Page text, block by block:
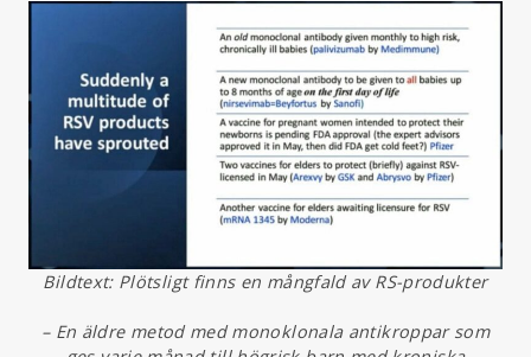
Bildtext: Plötsligt finns en mångfald av RS-produkter
– En äldre metod med monoklonala antikroppar som